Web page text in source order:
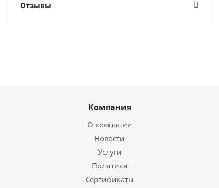
Отзывы
Компания
О компании
Новости
Услуги
Политика
Сертификаты